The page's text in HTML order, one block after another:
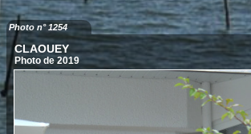
Photo n° 1254
CLAOUEY
Photo de 2019